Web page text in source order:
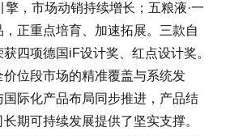
，市场动销持续增长；五粮液·一
，正重点培育、加速拓展。三款自
四项德国iF设计奖、红点设计奖。
位段市场的精准覆盖与系统发
际化产品布局同步推进，产品结
期可持续发展提供了坚实支撑。